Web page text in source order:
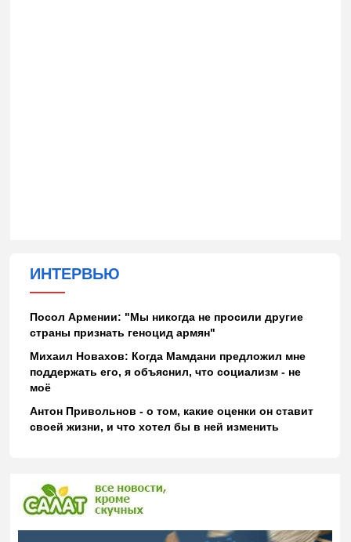
ИНТЕРВЬЮ
Посол Армении: "Мы никогда не просили другие
страны признать геноцид армян"
Михаил Новахов: Когда Мамдани предложил мне
поддержать его, я объяснил, что социализм - не
моё
Антон Привольнов - о том, какие оценки он ставит
своей жизни, и что хотел бы в ней изменить